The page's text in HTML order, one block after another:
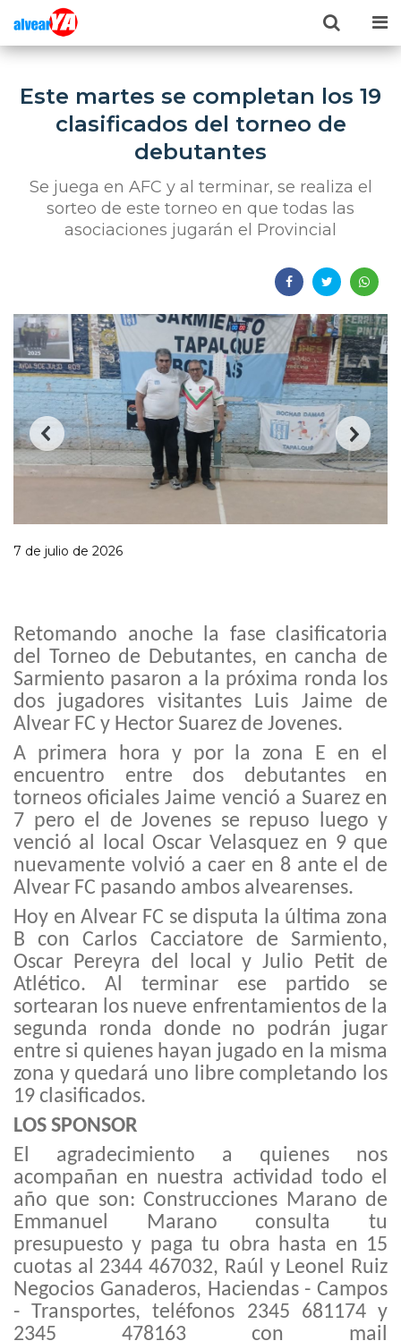
Este martes se completan los 19
clasificados del torneo de
debutantes
Se juega en AFC y al terminar, se realiza el
sorteo de este torneo en que todas las
asociaciones jugarán el Provincial
7 de julio de 2026
Retomando anoche la fase clasificatoria
del Torneo de Debutantes, en cancha de
Sarmiento pasaron a la próxima ronda los
dos jugadores visitantes Luis Jaime de
Alvear FC y Hector Suarez de Jovenes.
A primera hora y por la zona E en el
encuentro entre dos debutantes en
torneos oficiales Jaime venció a Suarez en
7 pero el de Jovenes se repuso luego y
venció al local Oscar Velasquezen 9 que
nuevamente volvió a caer en 8 ante el de
Alvear FC pasando ambos alvearenses.
Hoy en Alvear FC se disputa la última zona
B con Carlos Cacciatore de Sarmiento,
Oscar Pereyra del local y Julio Petit de
Atlético. Al terminar ese partido se
sortearan los nueve enfrentamientos de la
segunda ronda donde no podrán jugar
entre si quienes hayan jugado en la misma
zona y quedará uno libre completando los
19 clasificados.
LOS SPONSOR
El agradecimiento a quienes nos
acompañan en nuestra actividad todo el
año que son:Construcciones Marano de
Emmanuel Marano consulta tu
presupuesto y paga tu obra hasta en 15
cuotas al 2344 467032, Raúl y Leonel Ruiz
Negocios Ganaderos, Haciendas - Campos
- Transportes, teléfonos 2345 681174 y
2345 478163 con mail